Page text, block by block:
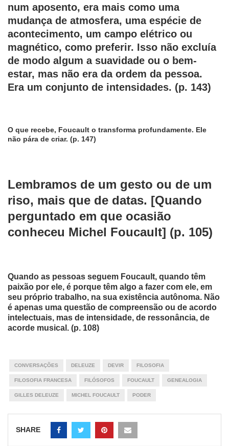
num aposento, era mais como uma
mudança de atmosfera, uma espécie de
acontecimento, um campo elétrico ou
magnético, como preferir. Isso não excluía
de modo algum a suavidade ou o bem-
estar, mas não era da ordem da pessoa.
Era um conjunto de intensidades. (p. 143)
O que recebe, Foucault o transforma profundamente. Ele
não pára de criar. (p. 147)
Lembramos de um gesto ou de um
riso, mais que de datas. [Quando
perguntado em que ocasião
conheceu Michel Foucault] (p. 105)
Quando as pessoas seguem Foucault, quando têm
paixão por ele, é porque têm algo a fazer com ele, em
seu próprio trabalho, na sua existência autônoma. Não
é apenas uma questão de compreensão ou de acordo
intelectuais, mas de intensidade, de ressonância, de
acorde musical. (p. 108)
CONVERSAÇÕES DELEUZE DEVIR FILOSOFIA
FILOSOFIA FRANCESA FILÓSOFOS FOUCAULT GENEALOGIA
GILLES DELEUZE MICHEL FOUCAULT PODER
SHARE